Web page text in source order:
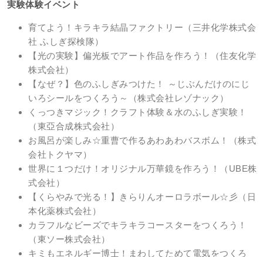
実験体験イベント
育てよう！キラキラ結晶ファクトリー（三井化学株式会
社 ふしぎ探検隊）
【光の実験】偏光板でアート作品を作ろう！（住友化学
株式会社）
【なぜ？】色のふしぎみつけた！ ～じぶんだけのにじ
いろシールをつくろう～（株式会社レゾナック）
くっつきマジック！クラフト体験＆水のふしぎ実験！
（東亞合成株式会社）
お風呂が楽しみ☆重曹で作るあわあわバスボム！（株式
会社トクヤマ）
世界に１つだけ！オリジナル万華鏡を作ろう！（UBE株
式会社）
【くらやみで光る！】きらりんオーロラボール☆彡（日
本化薬株式会社）
カラフルなビーズでキラキラコースターをつくろう！
（東ソー株式会社）
キミもエネルギー博士！まわしてためて電気をつくろ